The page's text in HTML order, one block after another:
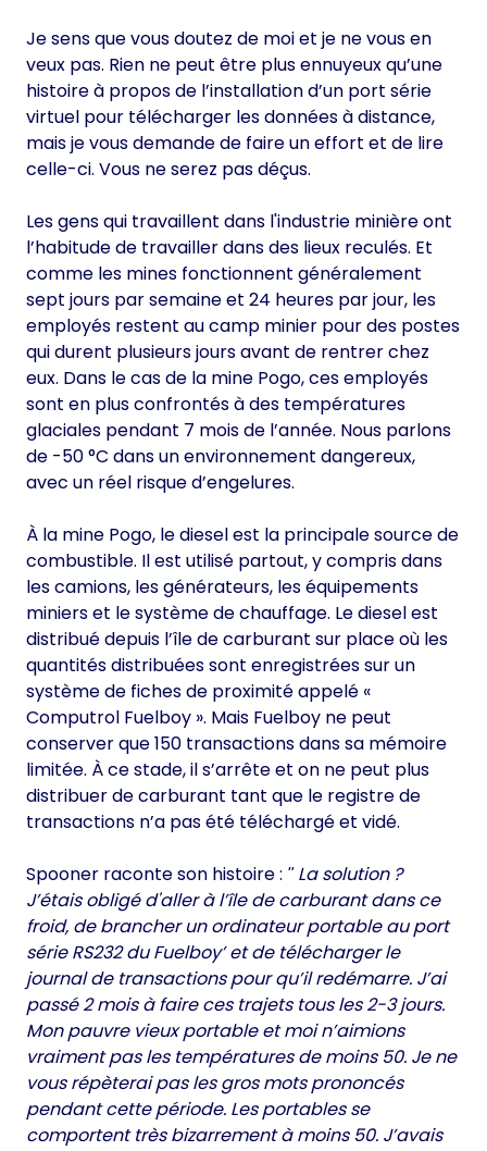
Je sens que vous doutez de moi et je ne vous en
veux pas. Rien ne peut être plus ennuyeux qu’une
histoire à propos de l’installation d’un port série
virtuel pour télécharger les données à distance,
mais je vous demande de faire un effort et de lire
celle-ci. Vous ne serez pas déçus.
Les gens qui travaillent dans l'industrie minière ont
l’habitude de travailler dans des lieux reculés. Et
comme les mines fonctionnent généralement
sept jours par semaine et 24 heures par jour, les
employés restent au camp minier pour des postes
qui durent plusieurs jours avant de rentrer chez
eux. Dans le cas de la mine Pogo, ces employés
sont en plus confrontés à des températures
glaciales pendant 7 mois de l’année. Nous parlons
de -50 °C dans un environnement dangereux,
avec un réel risque d’engelures.
À la mine Pogo, le diesel est la principale source de
combustible. Il est utilisé partout, y compris dans
les camions, les générateurs, les équipements
miniers et le système de chauffage. Le diesel est
distribué depuis l’île de carburant sur place où les
quantités distribuées sont enregistrées sur un
système de fiches de proximité appelé «
Computrol Fuelboy ». Mais Fuelboy ne peut
conserver que 150 transactions dans sa mémoire
limitée. À ce stade, il s’arrête et on ne peut plus
distribuer de carburant tant que le registre de
transactions n’a pas été téléchargé et vidé.
Spooner raconte son histoire :
La solution ?
J’étais obligé d'aller à l’île de carburant dans ce
froid, de brancher un ordinateur portable au port
série RS232 du Fuelboy’ et de télécharger le
journal de transactions pour qu’il redémarre. J’ai
passé 2 mois à faire ces trajets tous les 2-3 jours.
Mon pauvre vieux portable et moi n’aimions
vraiment pas les températures de moins 50. Je ne
vous répèterai pas les gros mots prononcés
pendant cette période. Les portables se
comportent très bizarrement à moins 50. J’avais